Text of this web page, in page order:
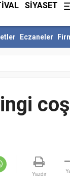
SİYASET
Siyer
Eczaneler
Yazdır